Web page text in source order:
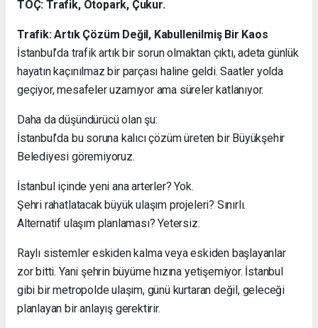
TOÇ: Trafik, Otopark, Çukur.
Trafik: Artık Çözüm Değil, Kabullenilmiş Bir Kaos
İstanbul’da trafik artık bir sorun olmaktan çıktı, adeta günlük
hayatın kaçınılmaz bir parçası haline geldi. Saatler yolda
geçiyor, mesafeler uzamıyor ama süreler katlanıyor.
Daha da düşündürücü olan şu:
İstanbul’da bu soruna kalıcı çözüm üreten bir Büyükşehir
Belediyesi göremiyoruz.
İstanbul içinde yeni ana arterler? Yok.
Şehri rahatlatacak büyük ulaşım projeleri? Sınırlı.
Alternatif ulaşım planlaması? Yetersiz.
Raylı sistemler eskiden kalma veya eskiden başlayanlar
zor bitti. Yani şehrin büyüme hızına yetişemiyor. İstanbul
gibi bir metropolde ulaşım, günü kurtaran değil, geleceği
planlayan bir anlayış gerektirir.